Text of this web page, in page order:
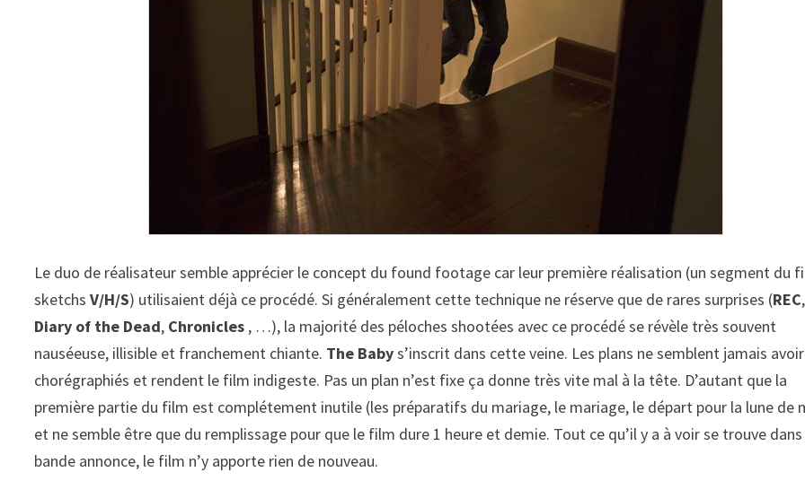
Le duo de réalisateur semble apprécier le concept du found footage car leur première réalisation (un segment du
sketchsV/H/S) utilisaient déjà ce procédé. Si généralement cette technique ne réserve que de rares surprises (REC,
Diary of the Dead, Chronicles , …), la majorité des péloches shootées avec ce procédé se révèle très souvent
nauséeuse, illisible et franchement chiante. The Babys’inscrit dans cette veine. Les plans ne semblent jamais
chorégraphiés et rendent le film indigeste. Pas un plan n’est fixe ça donne très vite mal à la tête. D’autant que la
première partie du film est complétement inutile (les préparatifs du mariage, le mariage, le départ pour la lune de
et ne semble être que du remplissage pour que le film dure 1 heure et demie. Tout ce qu’il y a à voir se trouve
bande annonce, le film n’y apporte rien de nouveau.